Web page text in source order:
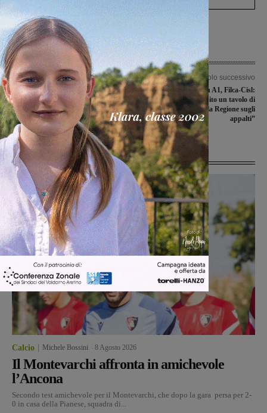
Articolo precedente
Sarà salvata l’Immacolata Concezione
della chiesa di Rendola: accordo fra
Diocesi, Comune e Associazione Via
dei Musei
Articolo successivo
Incidente sul lavoro in A1, Filca-Cisl:
“Fatto gravissimo. Subito un tavolo di
confronto con la Regione sugli
appalti”
Ultime Notizie
Calcio Michele Bossini 8 Agosto 2026
Il Montevarchi affronta in amichevole
l’Ancona
Secondo test amichevole per il Montevarchi, che dopo la gara persa per 2-
0 in casa della Pianese, squadra di...